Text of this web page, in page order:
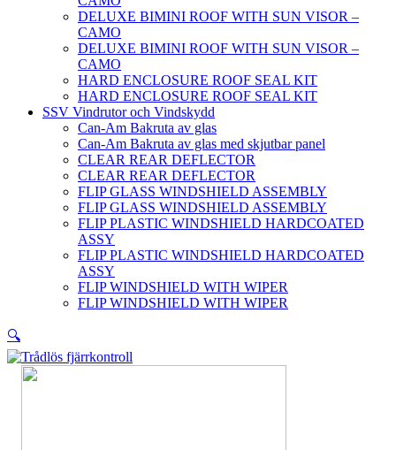
DELUXE BIMINI ROOF WITH SUN VISOR –
CAMO
DELUXE BIMINI ROOF WITH SUN VISOR –
CAMO
HARD ENCLOSURE ROOF SEAL KIT
HARD ENCLOSURE ROOF SEAL KIT
SSV Vindrutor och Vindskydd
Can-Am Bakruta av glas
Can-Am Bakruta av glas med skjutbar panel
CLEAR REAR DEFLECTOR
CLEAR REAR DEFLECTOR
FLIP GLASS WINDSHIELD ASSEMBLY
FLIP GLASS WINDSHIELD ASSEMBLY
FLIP PLASTIC WINDSHIELD HARDCOATED
ASSY
FLIP PLASTIC WINDSHIELD HARDCOATED
ASSY
FLIP WINDSHIELD WITH WIPER
FLIP WINDSHIELD WITH WIPER
🔍